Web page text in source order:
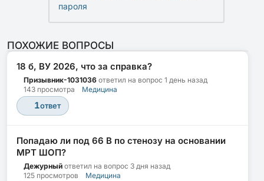
пароля
ПОХОЖИЕ ВОПРОСЫ
18 б, ВУ 2026, что за справка?
Призывник-1031036 ответил на вопрос 1 день назад
143 просмотра
Медицина
1ответ
Попадаю ли под 66 В по стенозу на основании
МРТ ШОП?
Дежурный ответил на вопрос 3 дня назад
125 просмотров
Медицина